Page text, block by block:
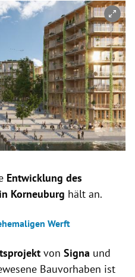
Entwicklung des
Korneuburg hält an.
Werft
von Signa und
Bauvorhaben ist